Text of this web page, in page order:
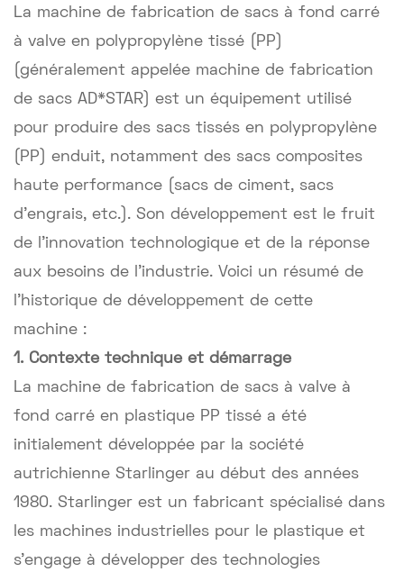
La machine de fabrication de sacs à fond carré
à valve en polypropylène tissé (PP)
(généralement appelée machine de fabrication
de sacs AD*STAR) est un équipement utilisé
pour produire des sacs tissés en polypropylène
(PP) enduit, notamment des sacs composites
haute performance (sacs de ciment, sacs
d'engrais, etc.). Son développement est le fruit
de l'innovation technologique et de la réponse
aux besoins de l'industrie. Voici un résumé de
l'historique de développement de cette
machine :
1. Contexte technique et démarrage
La machine de fabrication de sacs à valve à
fond carré en plastique PP tissé a été
initialement développée par la société
autrichienne Starlinger au début des années
1980. Starlinger est un fabricant spécialisé dans
les machines industrielles pour le plastique et
s'engage à développer des technologies